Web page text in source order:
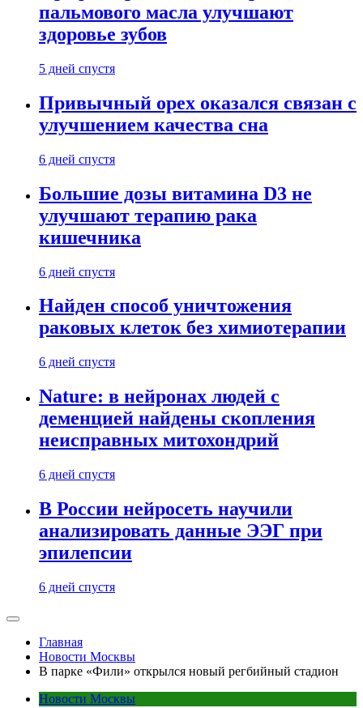
пальмового масла улучшают
здоровье зубов
5 дней спустя
Привычный орех оказался связан с
улучшением качества сна
6 дней спустя
Большие дозы витамина D3 не
улучшают терапию рака
кишечника
6 дней спустя
Найден способ уничтожения
раковых клеток без химиотерапии
6 дней спустя
Nature: в нейронах людей с
деменцией найдены скопления
неисправных митохондрий
6 дней спустя
В России нейросеть научили
анализировать данные ЭЭГ при
эпилепсии
6 дней спустя
Главная
Новости Москвы
В парке «Фили» открылся новый регбийный стадион
Новости Москвы